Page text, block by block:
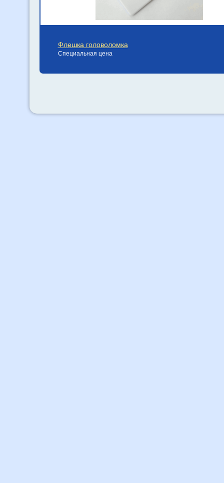
Флешка головоломка
Специальная цена